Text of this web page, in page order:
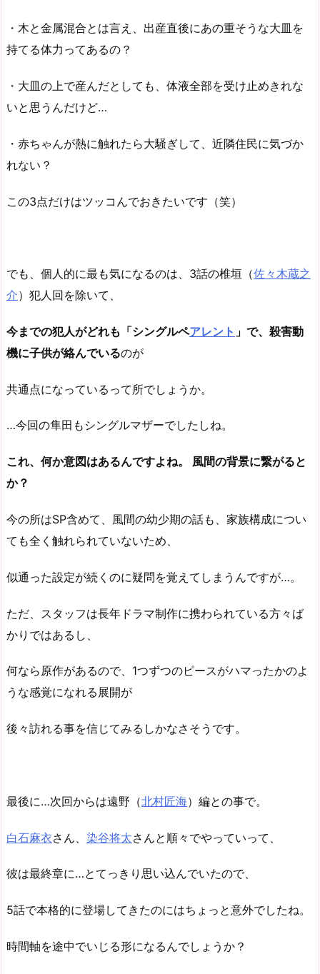
・木と金属混合とは言え、出産直後にあの重そうな大皿を
持てる体力ってあるの？
・大皿の上で産んだとしても、体液全部を受け止めきれな
いと思うんだけど…
・赤ちゃんが熱に触れたら大騒ぎして、近隣住民に気づか
れない？
この3点だけはツッコんでおきたいです（笑）
でも、個人的に最も気になるのは、3話の椎垣（佐々木蔵之
介）犯人回を除いて、
今までの犯人がどれも「シングルペアレント 」で、殺害動
機に子供が絡んでいるのが
共通点になっているって所でしょうか。
…今回の隼田もシングルマザーでしたしね。
これ、何か意図はあるんですよね。 風間の背景に繋がると
か？
今の所はSP含めて、風間の幼少期の話も、家族構成につい
ても全く触れられていないため、
似通った設定が続くのに疑問を覚えてしまうんですが…。
ただ、スタッフは長年ドラマ制作に携わられている方々ば
かりではあるし、
何なら原作があるので、1つずつのピースがハマったかのよ
うな感覚になれる展開が
後々訪れる事を信じてみるしかなさそうです。
最後に…次回からは遠野（北村匠海）編との事で。
白石麻衣さん、 染谷将太さんと順々でやっていって、
彼は最終章に…とてっきり思い込んでいたので、
5話で本格的に登場してきたのにはちょっと意外でしたね。
時間軸を途中でいじる形になるんでしょうか？